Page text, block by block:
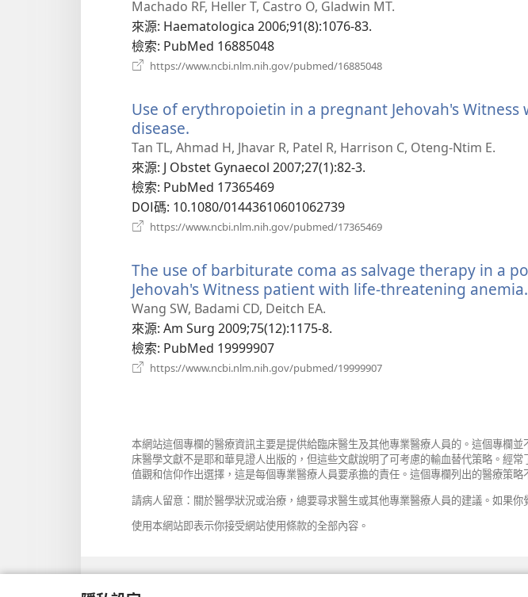
新
視
窗）
Machado RF, Heller T, Castro O, Gladwin MT.
來源‎: Haematologica 2006;91(8):1076-83.
檢索‎: PubMed 16885048
https://www.ncbi.nlm.nih.gov/pubmed/16885048
視
窗）
Use of erythropoietin in a pregnant Jehovah's Witness
disease.
啟
新
視
窗）
Tan TL, Ahmad H, Jhavar R, Patel R, Harrison C, Oteng-Ntim E.
來源‎: J Obstet Gynaecol 2007;27(1):82-3.
檢索‎: PubMed 17365469
DOI碼‎: 10.1080/01443610601062739
https://www.ncbi.nlm.nih.gov/pubmed/17365469
視
窗）
The use of barbiturate coma as salvage therapy in a
Jehovah's Witness patient with life-threatening anemia.
Wang SW, Badami CD, Deitch EA.
來源‎: Am Surg 2009;75(12):1175-8.
檢索‎: PubMed 19999907
https://www.ncbi.nlm.nih.gov/pubmed/19999907
本網站這個專欄的醫療資訊主要是提供給臨床醫生及其他專業醫療人員的。這個專欄
床醫學文獻不是耶和華見證人出版的，但這些文獻說明了可考慮的輸血替代策略。經
值觀和信仰作出選擇，這是每個專業醫療人員要承擔的責任。這個專欄列出的醫療策
請病人留意：關於醫學狀況或治療，總要尋求醫生或其他專業醫療人員的建議。如果你
使用本網站即表示你接受網站使用條款的全部內容。